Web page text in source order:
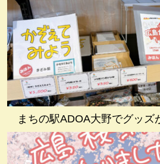
まちの駅ADOA大野でグッズ